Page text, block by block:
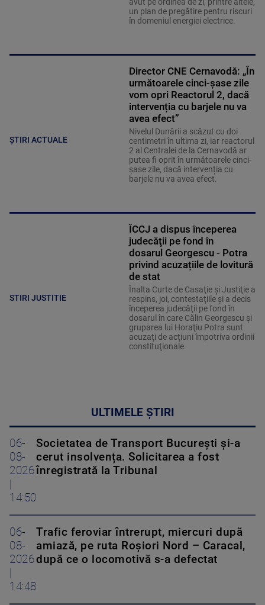
un plan de pregătire pentru riscuri
în domeniul energiei electrice.
ȘTIRI ACTUALE
Director CNE Cernavodă: „În
următoarele cinci-șase zile
vom opri Reactorul 2, dacă
intervenția cu barjele nu va
avea efect”
Nivelul Dunării a scăzut cu doi
centimetri în ultima zi, iar reactorul
2 al Centralei de la Cernavodă ar
putea fi oprit în următoarele cinci-
șase zile, dacă intervenția cu
barjele nu va avea efect.
STIRI JUSTITIE
ÎCCJ a dispus începerea
judecăţii pe fond în
dosarul Georgescu - Potra
privind acuzațiile de lovitură
de stat
Înalta Curte de Casaţie şi Justiţie a
respins, joi, contestaţiile şi a decis
începerea judecăţii pe fond în
dosarul în care Călin Georgescu şi
gruparea lui Horaţiu Potra sunt
acuzaţi de acţiuni împotriva ordinii
constituţionale.
ULTIMELE ȘTIRI
06-
08-
2026
14:50
Societatea de Transport București și-a
cerut insolvența. Solicitarea a fost
înregistrată la Tribunal
06-
08-
2026
14:48
Trafic feroviar întrerupt, miercuri după
amiază, pe ruta Roşiori Nord – Caracal,
după ce o locomotivă s-a defectat